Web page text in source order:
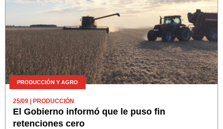
PRODUCCIÓN Y AGRO
25/09 | PRODUCCIÓN
El Gobierno informó que le puso fin
retenciones cero